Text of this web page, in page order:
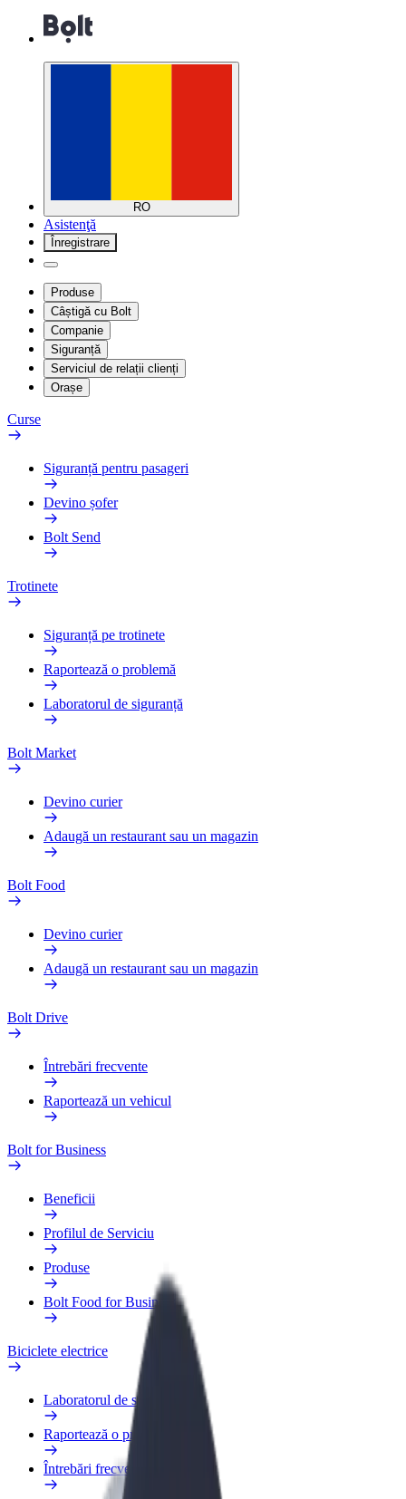
RO
Asistenţă
Înregistrare
Produse
Câștigă cu Bolt
Companie
Siguranță
Serviciul de relații clienți
Orașe
Curse
Siguranță pentru pasageri
Devino șofer
Bolt Send
Trotinete
Siguranță pe trotinete
Raportează o problemă
Laboratorul de siguranță
Bolt Market
Devino curier
Adaugă un restaurant sau un magazin
Bolt Food
Devino curier
Adaugă un restaurant sau un magazin
Bolt Drive
Întrebări frecvente
Raportează un vehicul
Bolt for Business
Beneficii
Profilul de Serviciu
Produse
Bolt Food for Business
Biciclete electrice
Laboratorul de siguranță
Raportează o problemă
Întrebări frecvente